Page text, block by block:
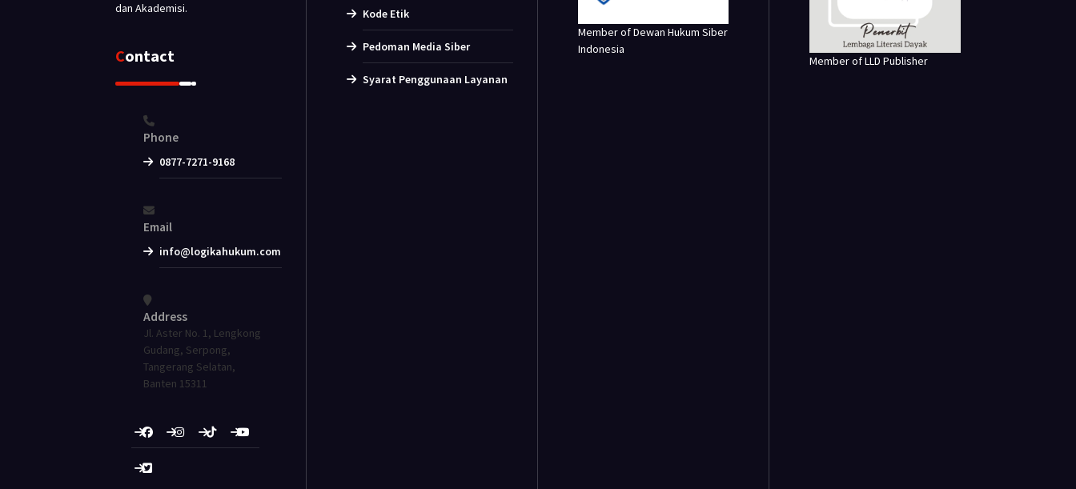
dan Akademisi.
Contact
Phone
0877-7271-9168
Email
info@logikahukum.com
Address
Jl. Aster No. 1, Lengkong
Gudang, Serpong,
Tangerang Selatan,
Banten 15311
Kode Etik
Pedoman Media Siber
Syarat Penggunaan Layanan
Member of Dewan Hukum Siber
Indonesia
Member of LLD Publisher